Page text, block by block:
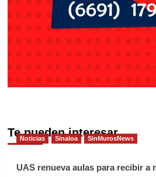
Te pueden interesar
Noticias Sinaloa SinMurosNews
UAS renueva aulas para recibir a